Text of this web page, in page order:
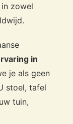
zowel
in
je als geen
stoel, tafel
tuin,